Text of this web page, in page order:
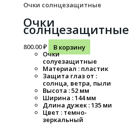
Очки солнцезащитные
Очки
солнцезащитные
800.00₽
В корзину
Очки
солуезащитные
Материал : пластик
Защита глаз от :
солнца, ветра, пыли
Высота : 52 мм
Ширина : 144 мм
Длина дужек : 135 ми
Цвет : темно-
зеркальный